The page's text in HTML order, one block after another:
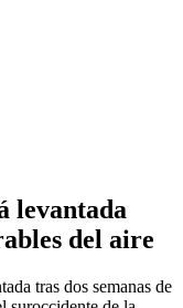
levantada
del aire
tras dos semanas de